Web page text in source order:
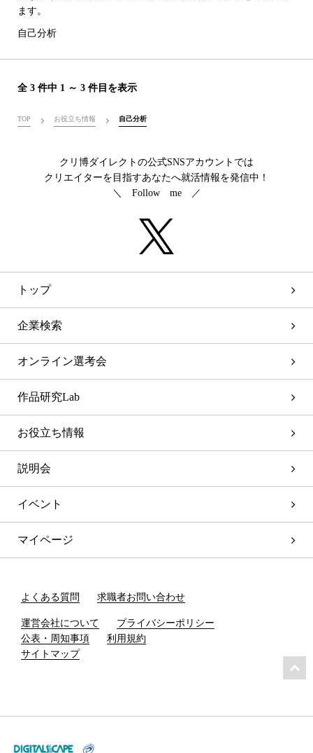
ます。
自己分析
全 3 件中 1 ～ 3 件目を表示
TOP お役立ち情報 自己分析
クリ博ダイレクトの公式SNSアカウントでは
クリエイターを目指すあなたへ就活情報を発信中！
＼ Follow me ／
トップ
企業検索
オンライン選考会
作品研究Lab
お役立ち情報
説明会
イベント
マイページ
よくある質問 求職者お問い合わせ
運営会社について
プライバシーポリシー
公表・周知事項
利用規約
サイトマップ